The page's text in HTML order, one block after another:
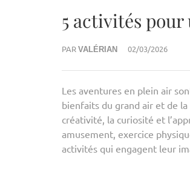
5 activités pour
PAR VALÉRIAN 02/03/2026
Les aventures en plein air
bienfaits du grand air et de
créativité, la curiosité et
amusement, exercice
activités qui engagent leur